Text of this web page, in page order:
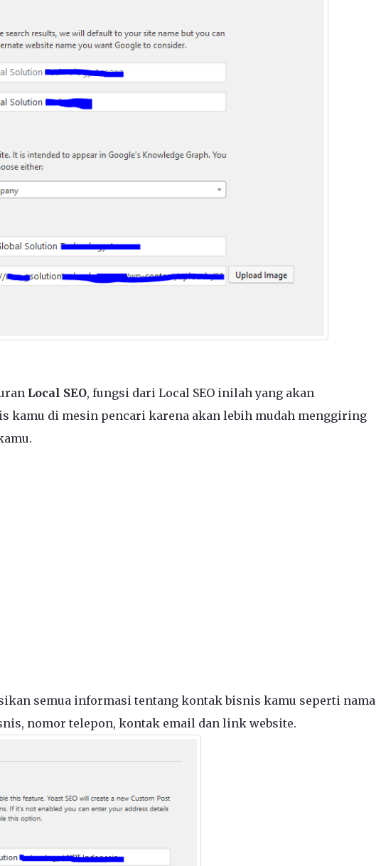
Local SEO, fungsi dari Local SEO inilah yang akan
kamu di mesin pencari karena akan lebih mudah menggiring
semua informasi tentang kontak bisnis kamu seperti nama
nomor telepon, kontak email dan link website.